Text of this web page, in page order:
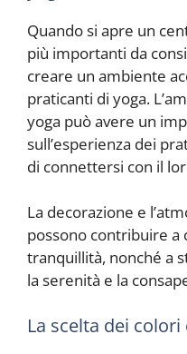
Quando si apre un
più importanti da
creare un ambiente
praticanti di yoga.
yoga può avere un
sull’esperienza dei
di connettersi con il
La decorazione e
possono contribuire a
tranquillità, nonché a
la serenità e la
La scelta dei